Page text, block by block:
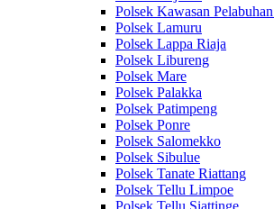
Polsek Kawasan
Polsek Lamuru
Polsek Lappa Riaja
Polsek Libureng
Polsek Mare
Polsek Palakka
Polsek Patimpeng
Polsek Ponre
Polsek Salomekko
Polsek Sibulue
Polsek Tanate Riattang
Polsek Tellu Limpoe
Polsek Tellu Siattinge